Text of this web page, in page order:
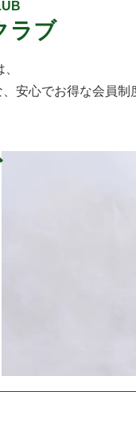
ラブ
安心でお得な会員制